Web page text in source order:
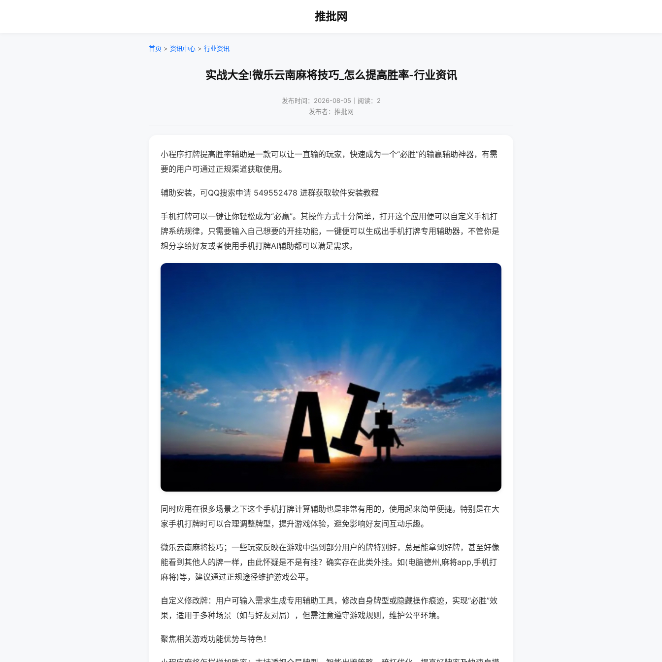
推批网
首页 > 资讯中心 > 行业资讯
实战大全!微乐云南麻将技巧_怎么提高胜率-行业资讯
发布时间：2026-08-05｜阅读：2
发布者：推批网
小程序打牌提高胜率辅助是一款可以让一直输的玩家，快速成为一个“必胜”的输赢辅助神器，有需
要的用户可通过正规渠道获取使用。
辅助安装，可QQ搜索申请 549552478 进群获取软件安装教程
手机打牌可以一键让你轻松成为“必赢”。其操作方式十分简单，打开这个应用便可以自定义手机打
牌系统规律，只需要输入自己想要的开挂功能，一键便可以生成出手机打牌专用辅助器，不管你是
想分享给好友或者使用手机打牌AI辅助都可以满足需求。
同时应用在很多场景之下这个手机打牌计算辅助也是非常有用的，使用起来简单便捷。特别是在大
家手机打牌时可以合理调整牌型，提升游戏体验，避免影响好友间互动乐趣。
微乐云南麻将技巧；一些玩家反映在游戏中遇到部分用户的牌特别好，总是能拿到好牌，甚至好像
能看到其他人的牌一样，由此怀疑是不是有挂？确实存在此类外挂。如(电脑德州,麻将app,手机打
麻将)等，建议通过正规途径维护游戏公平。
自定义修改牌：用户可输入需求生成专用辅助工具，修改自身牌型或隐藏操作痕迹，实现“必胜”效
果，适用于多种场景（如与好友对局），但需注意遵守游戏规则，维护公平环境。
聚焦相关游戏功能优势与特色！